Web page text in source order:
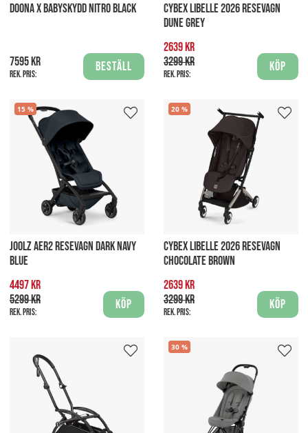
DOONA X BABYSKYDD NITRO BLACK
7595 kr
Rek. pris:
Beställ
CYBEX LIBELLE 2026 RESEVAGN
DUNE GREY
2639 kr
3299 kr
Rek. pris:
Köp
15
JOOLZ AER2 RESEVAGN DARK NAVY
BLUE
4497 kr
5299 kr
Rek. pris:
Köp
20
CYBEX LIBELLE 2026 RESEVAGN
CHOCOLATE BROWN
2639 kr
3299 kr
Rek. pris:
Köp
30